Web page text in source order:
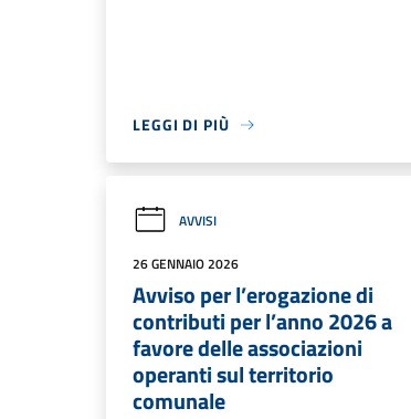
LEGGI DI PIÙ
AVVISI
26 GENNAIO 2026
Avviso per l’erogazione di
contributi per l’anno 2026 a
favore delle associazioni
operanti sul territorio
comunale